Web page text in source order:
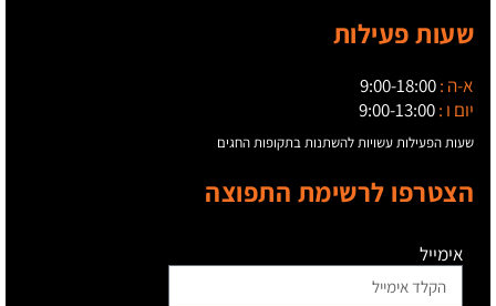
שעות פעילות
א-ה :9:00-18:00
יום ו :9:00-13:00
שעות הפעילות עשויות להשתנות בתקופות החגים
הצטרפו לרשימת התפוצה
אימייל